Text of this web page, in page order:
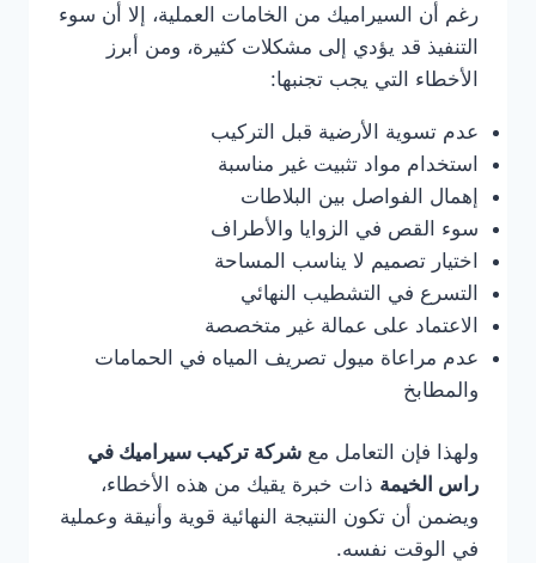
رغم أن السيراميك من الخامات العملية، إلا أن سوء
التنفيذ قد يؤدي إلى مشكلات كثيرة، ومن أبرز
الأخطاء التي يجب تجنبها:
عدم تسوية الأرضية قبل التركيب
استخدام مواد تثبيت غير مناسبة
إهمال الفواصل بين البلاطات
سوء القص في الزوايا والأطراف
اختيار تصميم لا يناسب المساحة
التسرع في التشطيب النهائي
الاعتماد على عمالة غير متخصصة
عدم مراعاة ميول تصريف المياه في الحمامات
والمطابخ
ولهذا فإن التعامل مع شركة تركيب سيراميك في
راس الخيمة ذات خبرة يقيك من هذه الأخطاء،
ويضمن أن تكون النتيجة النهائية قوية وأنيقة وعملية
في الوقت نفسه.